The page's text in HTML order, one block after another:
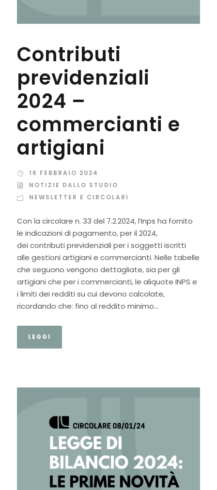
Contributi
previdenziali
2024 –
commercianti e
artigiani
16 FEBBRAIO 2024
NOTIZIE DALLO STUDIO
NEWSLETTER E CIRCOLARI
Con la circolare n. 33 del 7.2.2024, l’Inps ha fornito
le indicazioni di pagamento, per il 2024,
dei contributi previdenziali per i soggetti iscritti
alle gestioni artigiani e commercianti. Nelle tabelle
che seguono vengono dettagliate, sia per gli
artigiani che per i commercianti, le aliquote INPS e
i limiti dei redditi su cui devono calcolate,
ricordando che: fino al reddito minimo...
LEGGI